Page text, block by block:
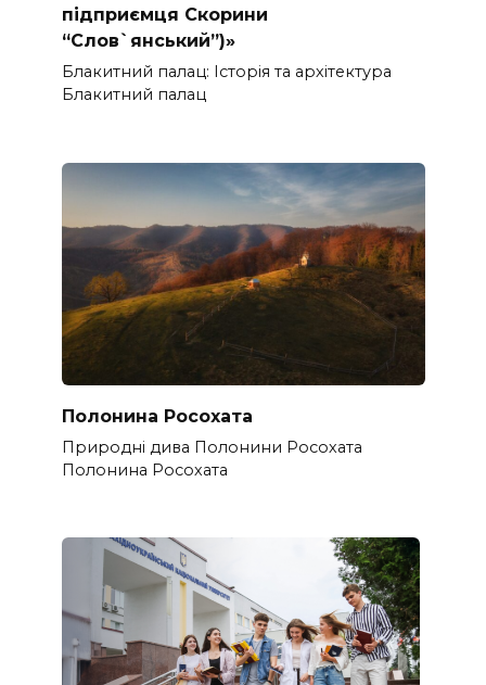
підприємця Скорини
“Слов`янський”)»
Блакитний палац: Історія та архітектура
Блакитний палац
Полонина Росохата
Природні дива Полонини Росохата
Полонина Росохата